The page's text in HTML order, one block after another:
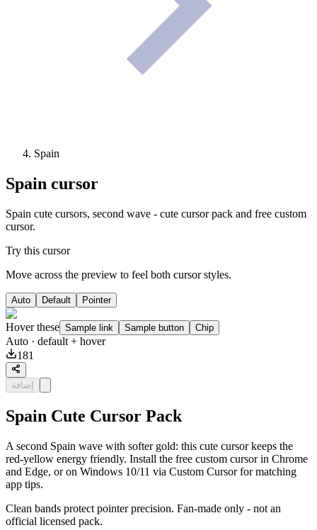
Spain
Spain cursor
Spain cute cursors, second wave - cute cursor pack and free custom
cursor.
Try this cursor
Move across the preview to feel both cursor styles.
Auto Default Pointer
Hover these Sample link Sample button Chip
Auto · default + hover
181
إضافة
Spain Cute Cursor Pack
A second Spain wave with softer gold: this cute cursor keeps the
red-yellow energy friendly. Install the free custom cursor in Chrome
and Edge, or on Windows 10/11 via Custom Cursor for matching
app tips.
Clean bands protect pointer precision. Fan-made only - not an
official licensed pack.